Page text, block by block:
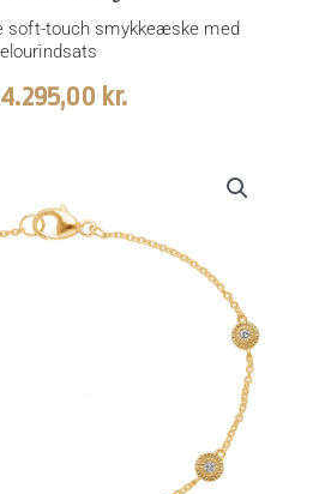
soft-touch smykkeæske med
4.295,00 kr.